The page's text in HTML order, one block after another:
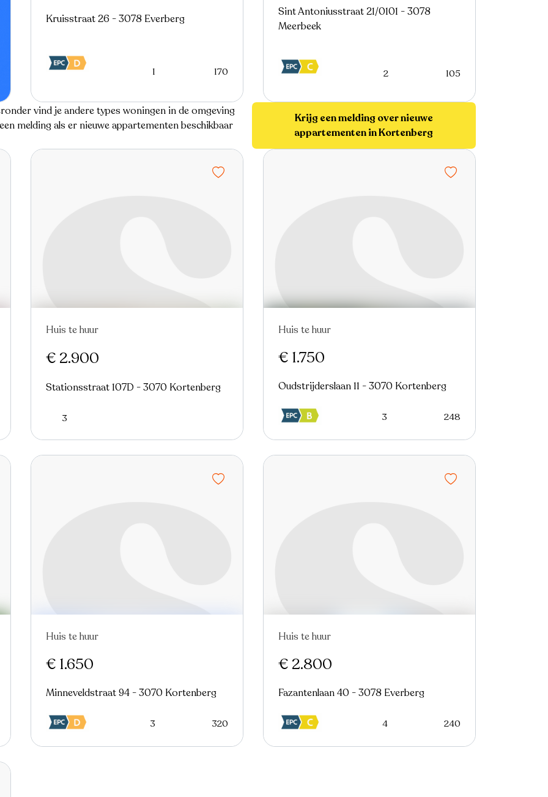
Kruisstraat 26 - 3078 Everberg
1 170
Sint Antoniusstraat 21/0101 - 3078
Meerbeek
2 105
vind je andere types woningen in de omgeving
melding als er nieuwe appartementen beschikbaar
Krijg een melding over nieuwe
appartementen in Kortenberg
Huis te huur
€ 2.900
Stationsstraat 107D - 3070 Kortenberg
3
Huis te huur
€ 1.750
Oudstrijderslaan 11 - 3070 Kortenberg
3 248
In optie
Huis te huur
€ 1.650
Minneveldstraat 94 - 3070 Kortenberg
3 320
Nieuw
Huis te huur
€ 2.800
Fazantenlaan 40 - 3078 Everberg
4 240